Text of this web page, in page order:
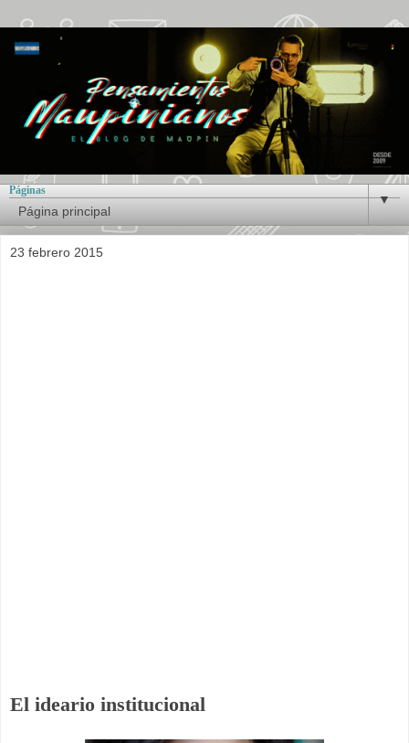
Páginas
▼
23 febrero 2015
El ideario institucional